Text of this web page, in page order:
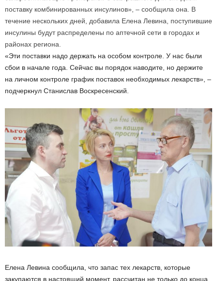
поставку комбинированных инсулинов», – сообщила она. В
течение нескольких дней, добавила Елена Левина, поступившие
инсулины будут распределены по аптечной сети в городах и
районах региона.
«Эти поставки надо держать на особом контроле. У нас были
сбои в начале года. Сейчас вы порядок наводите, но держите
на личном контроле график поставок необходимых лекарств», –
подчеркнул Станислав Воскресенский.
Елена Левина сообщила, что запас тех лекарств, которые
закупаются в настоящий момент, рассчитан не только до конца